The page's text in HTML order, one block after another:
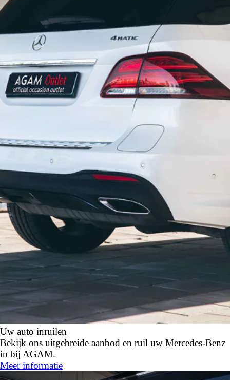
Uw auto inruilen
Bekijk ons uitgebreide aanbod en ruil uw Mercedes-Benz
in bij AGAM.
Meer informatie